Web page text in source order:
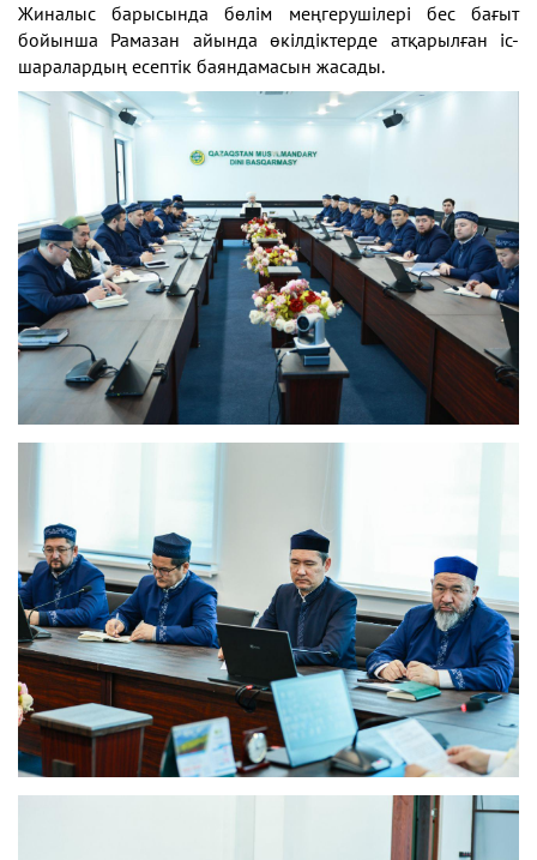
Жиналыс барысында бөлім меңгерушілері бес бағыт
бойынша Рамазан айында өкілдіктерде атқарылған іс-
шаралардың есептік баяндамасын жасады.